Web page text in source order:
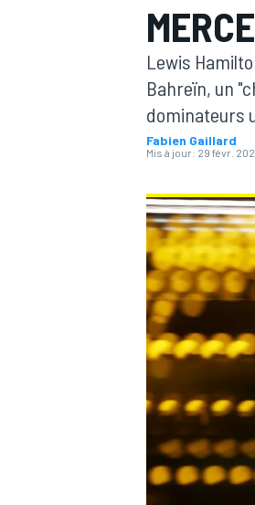
MOTOGP
WRC
Lewis
Bahreïn, un
dominateurs
Fabien Gaillard
Mis à jour: 29 févr.